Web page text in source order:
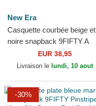
New Era
Casquette courbée beige et
noire snapback 9FIFTY A
Frame Classic Boston Red
Sox MLB New Era
EUR 38,95
Livraison le lundi, 10 aout
-30%